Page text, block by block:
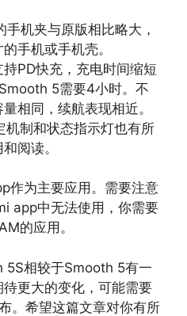
机夹与原版相比略大，
手机或手机壳。
PD快充，充电时间缩短
5需要4小时。不
相同，续航表现相近。
制和状态指示灯也有所
阅读。
作为主要应用。需要注意
app中无法使用，你需要
的应用。
5S相较于Smooth 5有一
更大的变化，可能需要
。希望这篇文章对你有所